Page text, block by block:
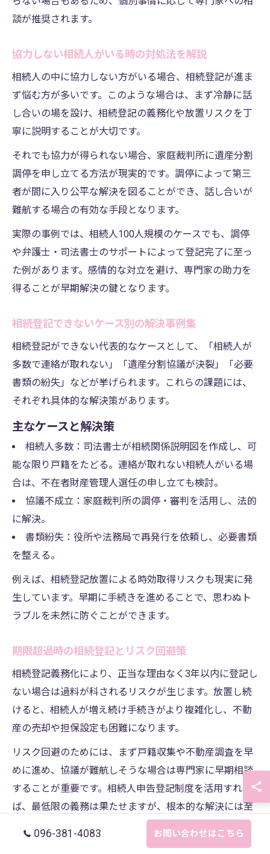
談が推奨されます。
協力しない相続人がいる時の対処法を解説
相続人の中に協力しない方がいる場合、相続登記が進ま
ず悩む方が多いです。このような場合は、まず冷静に話
し合いの場を設け、相続登記の義務化や放置リスクを丁
寧に説明することが大切です。
それでも協力が得られない場合、家庭裁判所に遺産分割
調停を申し立てる方法が現実的です。調停によって第三
者が間に入り公平な解決を図ることができ、話し合いが
難航する場合の有効な手段となります。
実際の事例では、相続人100人規模のケースでも、調停
や弁護士・司法書士のサポートによって登記完了に至っ
た例があります。感情的な対立を避け、専門家の助力を
得ることが早期解決の鍵となります。
相続登記できないケース別の解決事例集
相続登記ができない代表的なケースとして、「相続人が
多数で連絡が取れない」「遺産分割協議が決裂」「必要
書類の紛失」などが挙げられます。これらの課題には、
それぞれ具体的な解決策があります。
主なケースと解決策
相続人多数：司法書士が相続関係説明図を作成し、可
能な限り戸籍をたどる。連絡が取れない相続人がいる場
合は、不在者財産管理人選任の申し立ても検討。
協議不成立：家庭裁判所の調停・審判を活用し、法的
に解決。
書類紛失：役所や法務局で再発行を依頼し、必要書類
を整える。
例えば、相続登記放置による時効取得リスクも現実に発
生しています。早期に手続きを進めることで、思わぬト
ラブルを未然に防ぐことができます。
期限超過時の相続登記とリスク回避策
相続登記義務化により、正当な理由なく3年以内に登記し
ない場合は過料が科されるリスクが生じます。放置し続
けると、相続人が増え続け手続きがより複雑化し、不動
産の売却や担保設定も困難になります。
リスク回避のためには、まず戸籍収集や不動産調査を早
めに進め、協議が難航しそうな場合は専門家に早期相談
することが重要です。相続人申告登記制度を活用すれ
ば、最低限の義務は果たせますが、根本的な解決には至
例えば、数十年登記を放置した結果、相続人が多数に増
096-381-4083 お問い合わせはこちら